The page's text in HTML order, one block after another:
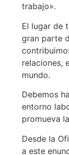
trabajo».
El lugar de
gran parte
relaciones,
mundo.
Debemos
entorno
promueva
Desde la
a este